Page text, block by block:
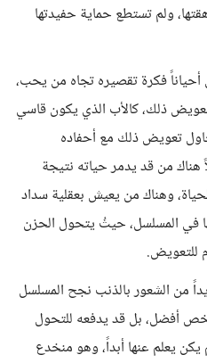
ولم تستطع حماية حفيدتها
أحياناً فكرة تقصيره تجاه من يحب،
ذلك، كالأب الذي يكون قاسي
تعويض ذلك مع أحفاده
هناك من قد يدمر حياته نتيجة
وهناك من يعيش بعقلية سداد
في المسلسل، حيثُ يتحول الحزن
للتعويض.
من الشعور بالذنب نجح المسلسل
أفضل، بل قد يدفعه للتحول
يعلم عنها أبداً، وهو منخدع